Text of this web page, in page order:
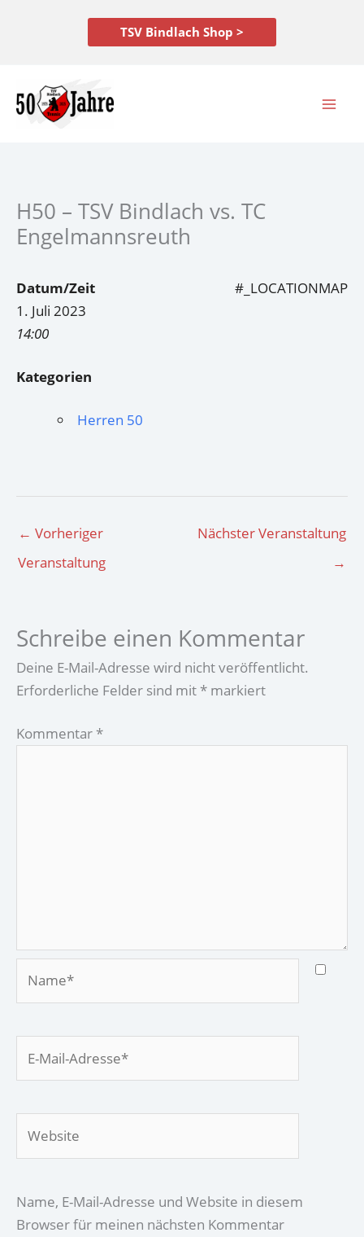
TSV Bindlach Shop >
H50 – TSV Bindlach vs. TC
Engelmannsreuth
#_LOCATIONMAP
Datum/Zeit
1. Juli 2023
14:00
Kategorien
Herren 50
← Vorheriger
Veranstaltung
Nächster Veranstaltung
→
Schreibe einen Kommentar
Deine E-Mail-Adresse wird nicht veröffentlicht.
Erforderliche Felder sind mit * markiert
Kommentar *
Mail-
Name, E-Mail-Adresse und Website in diesem
Browser für meinen nächsten Kommentar